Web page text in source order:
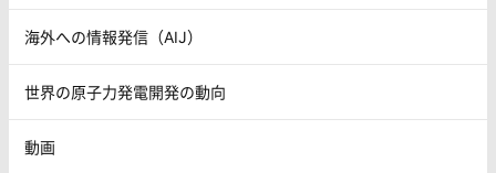
海外への情報発信（AIJ）
世界の原子力発電開発の動向
動画